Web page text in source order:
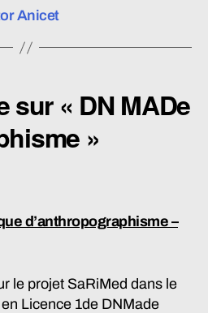
Anicet
sur « DN MADe
»
d’anthropographisme –
le projet SaRiMed dans le
Licence 1de DNMade